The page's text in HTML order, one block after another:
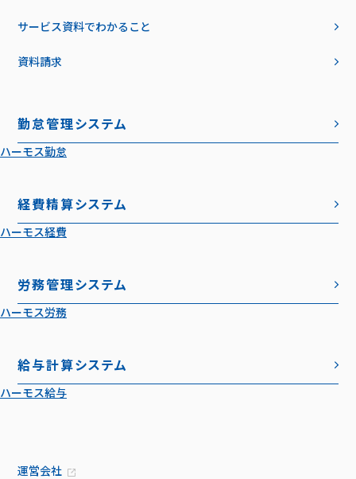
サービス資料でわかること
資料請求
勤怠管理システム
ハーモス勤怠
経費精算システム
ハーモス経費
労務管理システム
ハーモス労務
給与計算システム
ハーモス給与
運営会社